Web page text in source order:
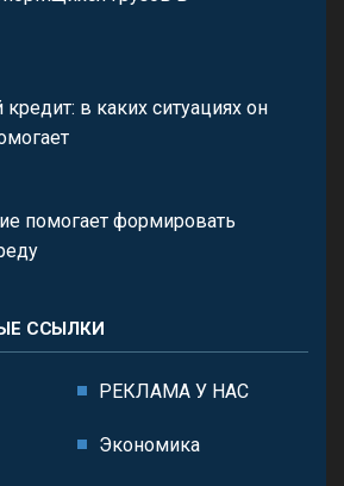
в каких ситуациях он
помогает формировать
ССЫЛКИ
РЕКЛАМА У НАС
Экономика